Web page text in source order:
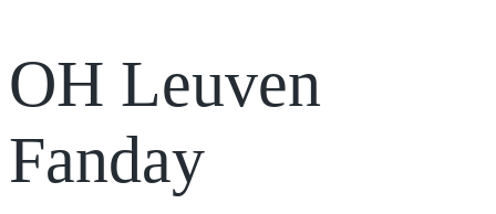
OH Leuven
Fanday